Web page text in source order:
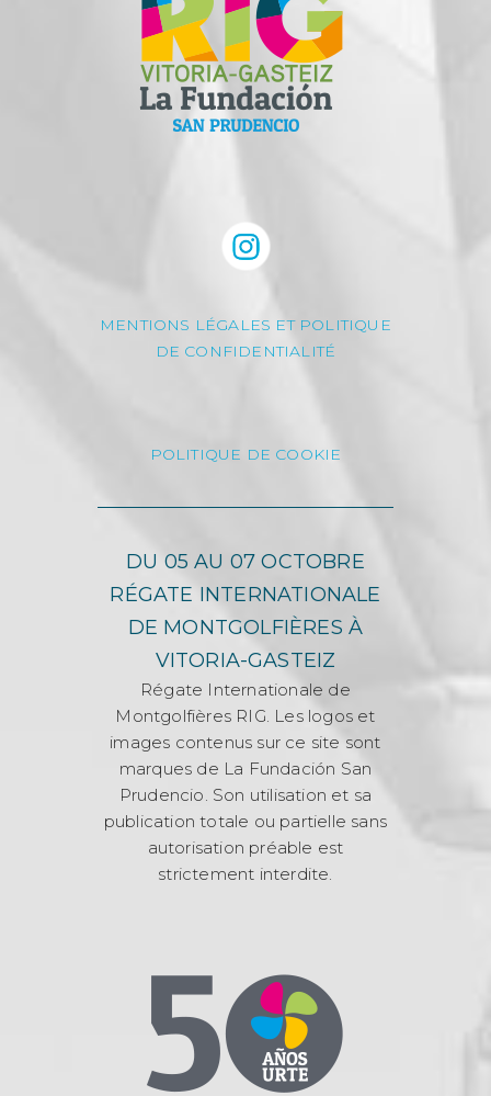
MENTIONS LÉGALES ET POLITIQUE
DE CONFIDENTIALITÉ
POLITIQUE DE COOKIE
DU 05 AU 07 OCTOBRE
RÉGATE INTERNATIONALE
DE MONTGOLFIÈRES À
VITORIA-GASTEIZ
Régate Internationale de
Montgolfières RIG. Les logos et
images contenus sur ce site sont
marques de La Fundación San
Prudencio. Son utilisation et sa
publication totale ou partielle sans
autorisation préable est
strictement interdite.